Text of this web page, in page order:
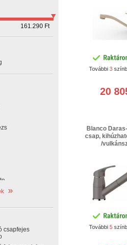
161.290 Ft
»
csapfejes
További 3
20
Blanco
csap,
/
További 5